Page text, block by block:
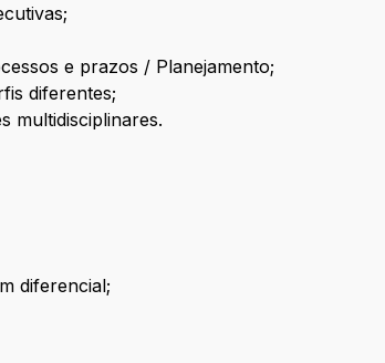
e prazos / Planejamento;
diferentes;
multidisciplinares.
diferencial;